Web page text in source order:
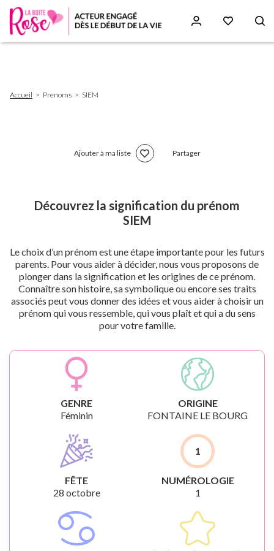
d'Ariane
Accueil Prenoms SIEM
Ajouter à ma liste Partager
Découvrez la signification du prénom
SIEM
Le choix d’un prénom est une étape importante pour les futurs
parents. Pour vous aider à décider, nous vous proposons de
plonger dans la signification et les origines de ce prénom.
Connaître son histoire, sa symbolique ou encore ses traits
associés peut vous donner des idées et vous aider à choisir un
prénom qui vous ressemble, qui vous plaît et qui a du sens
pour votre famille.
GENRE
Féminin
ORIGINE
FONTAINE LE BOURG
FÊTE
28 octobre
1
NUMÉROLOGIE
1